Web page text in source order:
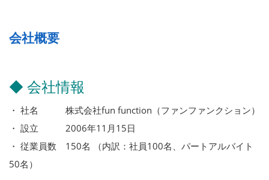
会社概要
◆ 会社情報
・ 社名 株式会社fun function（ファンファンクション）
・ 設立 2006年11月15日
・ 従業員数 150名 （内訳：社員100名、パートアルバイト
50名）